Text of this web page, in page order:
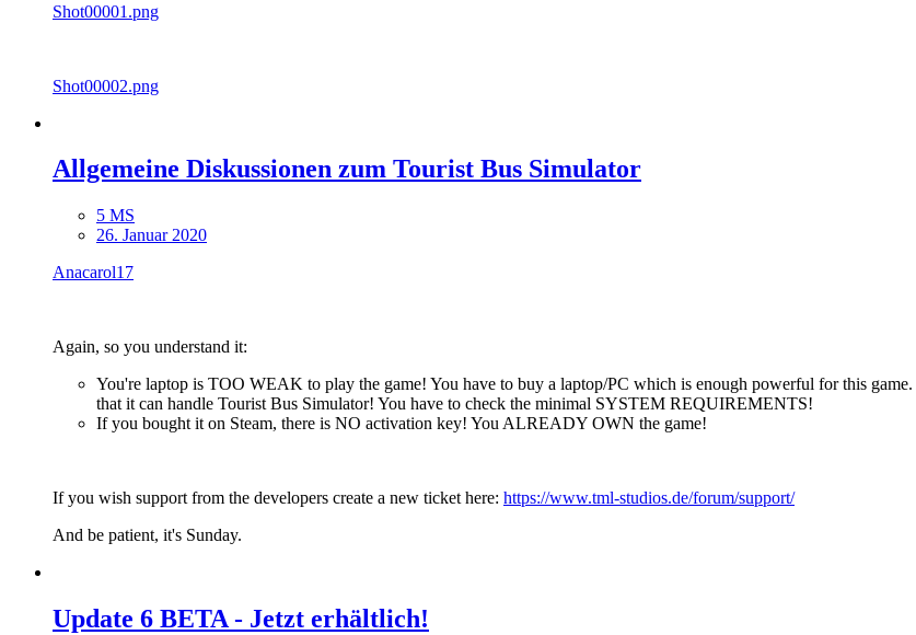
Shot00001.png
Shot00002.png
Allgemeine Diskussionen zum Tourist Bus Simulator
5 MS
26. Januar 2020
Anacarol17
Again, so you understand it:
You're laptop is TOO WEAK to play the game! You have to buy a laptop/PC which is enough powerful for this
that it can handle Tourist Bus Simulator! You have to check the minimal SYSTEM REQUIREMENTS!
If you bought it on Steam, there is NO activation key! You ALREADY OWN the game!
If you wish support from the developers create a new ticket here: https://www.tml-studios.de/forum/support/
And be patient, it's Sunday.
Update 6 BETA - Jetzt erhältlich!